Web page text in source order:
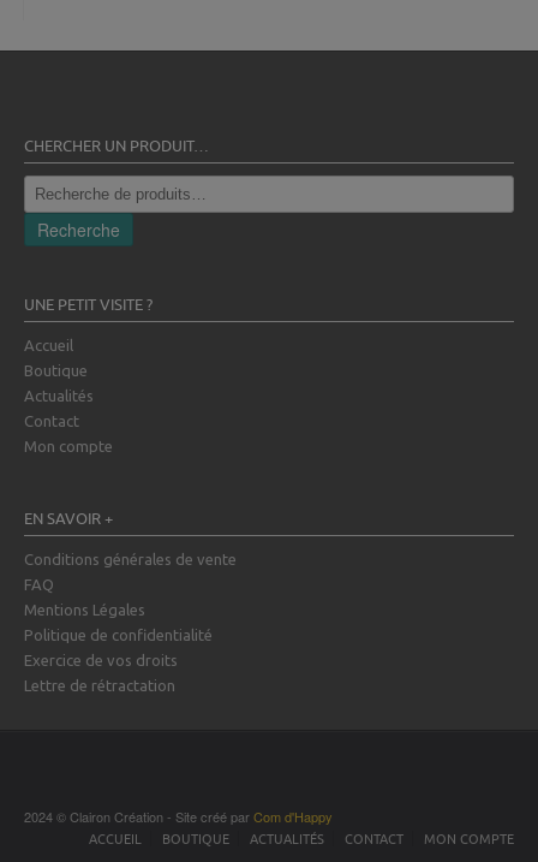
CHERCHER UN PRODUIT…
Recherche
pour :
Recherche
UNE PETIT VISITE ?
Accueil
Boutique
Actualités
Contact
Mon compte
EN SAVOIR +
Conditions générales de vente
FAQ
Mentions Légales
Politique de confidentialité
Exercice de vos droits
Lettre de rétractation
2024 © Clairon Création - Site créé parCom d'Happy
ACCUEIL BOUTIQUE ACTUALITÉS CONTACT MON COMPTE